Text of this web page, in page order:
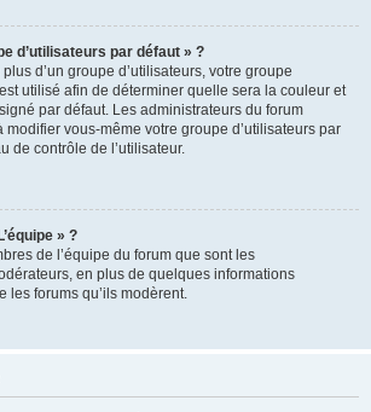
d’utilisateurs par défaut » ?
d’un groupe d’utilisateurs, votre groupe
utilisé afin de déterminer quelle sera la couleur et
par défaut. Les administrateurs du forum
vous-même votre groupe d’utilisateurs par
de contrôle de l’utilisateur.
» ?
de l’équipe du forum que sont les
en plus de quelques informations
les forums qu’ils modèrent.